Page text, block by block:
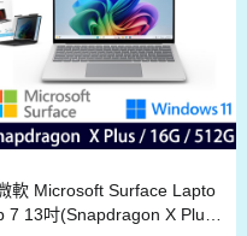
軟 Microsoft Surface Lapto
7 13吋(Snapdragon X Plus/